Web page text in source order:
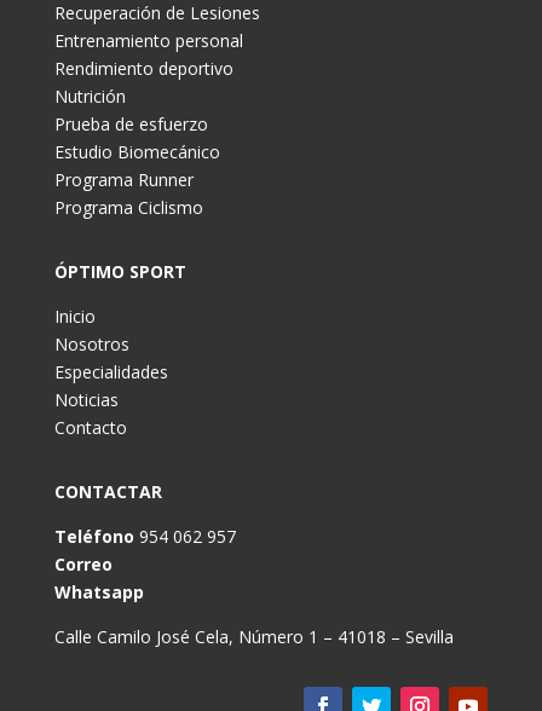
Recuperación de Lesiones
Entrenamiento personal
Rendimiento deportivo
Nutrición
Prueba de esfuerzo
Estudio Biomecánico
Programa Runner
Programa Ciclismo
ÓPTIMO SPORT
Inicio
Nosotros
Especialidades
Noticias
Contacto
CONTACTAR
Teléfono 954 062 957
Correo
Whatsapp
Calle Camilo José Cela, Número 1 – 41018 – Sevilla